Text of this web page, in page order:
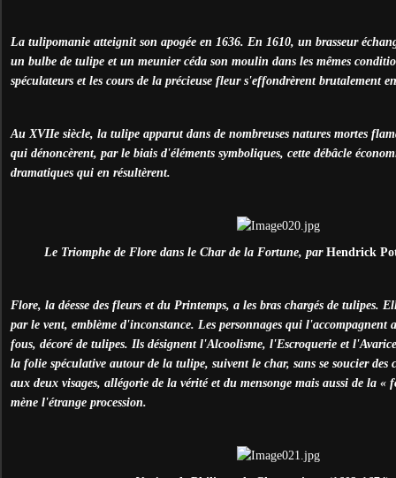
La tulipomanie atteignit son apogée en 1636. En 1610, un brasseur
un bulbe de tulipe et un meunier céda son moulin dans les mêmes
spéculateurs et les cours de la précieuse fleur s'effondrèrent brutalement
Au XVIIe siècle, la tulipe apparut dans de nombreuses natures mortes
qui dénoncèrent, par le biais d'éléments symboliques, cette débâcle
dramatiques qui en résultèrent.
Le Triomphe de Flore dans le Char de la Fortune, par Hendrick
Flore, la déesse des fleurs et du Printemps, a les bras chargés de tulipes.
par le vent, emblème d'inconstance. Les personnages qui l'accompagnent
fous, décoré de tulipes. Ils désignent l'Alcoolisme, l'Escroquerie et
la folie spéculative autour de la tulipe, suivent le char, sans se soucier des
aux deux visages, allégorie de la vérité et du mensonge mais aussi de la «
mène l'étrange procession.